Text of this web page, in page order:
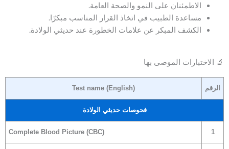
الاطمئنان على النمو والصحة العامة.
مساعدة الطبيب في اتخاذ القرار المناسب مبكرًا.
الكشف المبكر عن علامات الخطورة عند حديثي الولادة.
🔬 الاختبارات الموصى بها
فحوصات حديثي الولادة
الرقم Test name (English)
1
Complete Blood Picture (CBC)